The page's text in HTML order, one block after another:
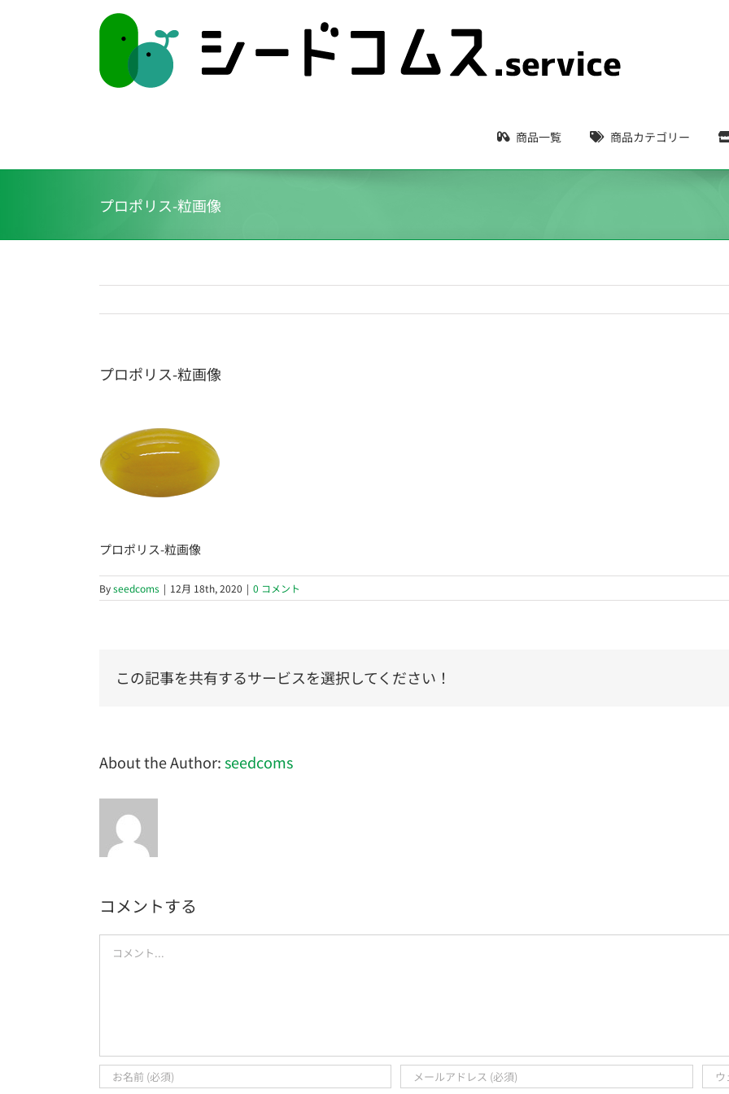
商品一覧 商品カテゴリー
プロポリス-粒画像
プロポリス-粒画像
プロポリス-粒画像
Byseedcoms | 12月 18th, 2020 | 0 コメント
この記事を共有するサービスを選択してください！
About the Author:seedcoms
コメントする